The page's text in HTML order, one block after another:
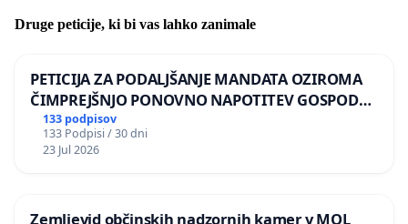
Druge peticije, ki bi vas lahko zanimale
PETICIJA ZA PODALJŠANJE MANDATA OZIROMA
ČIMPREJŠNJO PONOVNO NAPOTITEV GOSPODA
BERNARDA ŠRAJNERJA NA VELEPOSLANIŠTVO
REPUBLIKE SLOVENIJE V MOSKVI
133 podpisov
133 Podpisi / 30 dni
23 Jul 2026
Zemljevid občinskih nadzornih kamer v MOL